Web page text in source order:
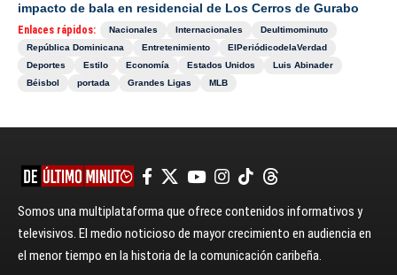
impacto de bala en residencial de Los Cerros de Gurabo
Enlaces rápidos: Nacionales Internacionales
Deultimominuto
República Dominicana
Entretenimiento
ElPeriódicodelaVerdad
Deportes
Estilo Economía Estados Unidos
Luis Abinader
Béisbol
portada Grandes Ligas MLB
Somos una multiplataforma que ofrece contenidos informativos y
televisivos. El medio noticioso de mayor crecimiento en audiencia en
el menor tiempo en la historia de la comunicación caribeña.